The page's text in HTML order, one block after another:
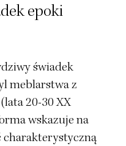
epoki
świadek
meblarstwa z
20-30 XX
wskazuje na
charakterystyczną